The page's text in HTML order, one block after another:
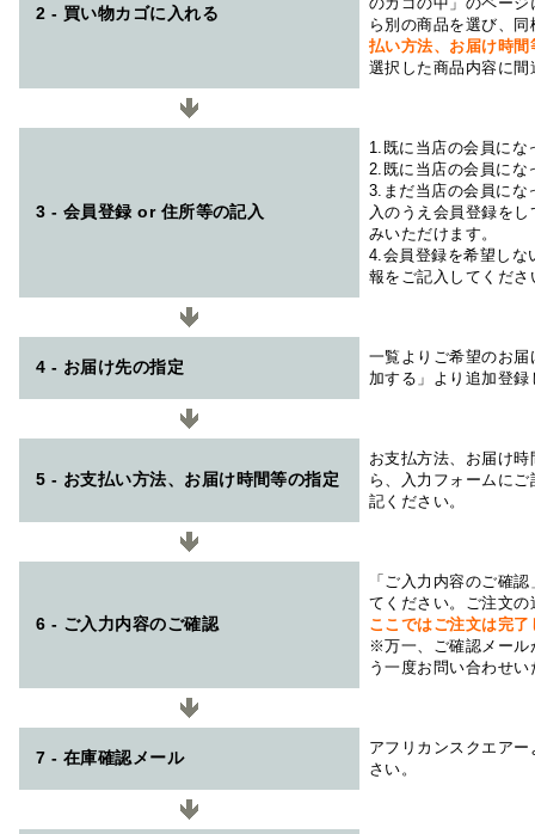
2 - 買い物カゴに入れる
ら別の商品を選び、
払い方法、お届け時
選択した商品内容に
3 - 会員登録 or 住所等の記入
1.既に当店の会員にな
2.既に当店の会員にな
3.まだ当店の会員にな
入のうえ会員登録を
みいただけます。
4.会員登録を希望しな
報をご記入してくださ
4 - お届け先の指定
一覧よりご希望のお
加する」より追加登
5 - お支払い方法、お届け時間等の指定
お支払方法、お届け
ら、入力フォームに
記ください。
6 - ご入力内容のご確認
「ご入力内容のご確
てください。ご注文
ここではご注文は完
※万一、ご確認メール
う一度お問い合わせ
7 - 在庫確認メール
アフリカンスクエアー
さい。